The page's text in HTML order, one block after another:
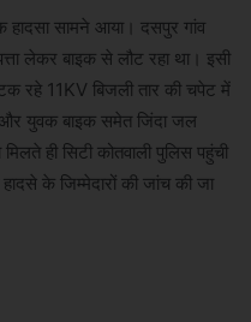
हादसा सामने आया। दसपुर गांव
लेकर बाइक से लौट रहा था। इसी
रहे 11KV बिजली तार की चपेट में
युवक बाइक समेत जिंदा जल
ही सिटी कोतवाली पुलिस पहुंची
के जिम्मेदारों की जांच की जा